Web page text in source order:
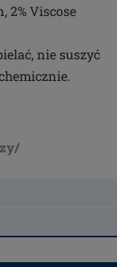
2% Viscose
nie suszyć